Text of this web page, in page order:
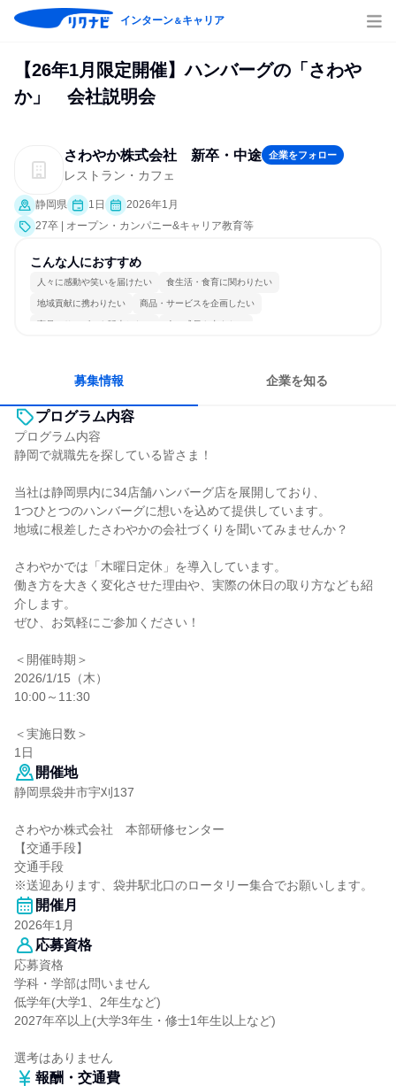
インターン＆キャリア
【26年1月限定開催】ハンバーグの「さわや
か」 会社説明会
さわやか株式会社 新卒・中途 企業をフォロー
レストラン・カフェ
静岡県 1日
2026年1月
27卒 | オープン・カンパニー&キャリア教育等
こんな人におすすめ
人々に感動や笑いを届けたい 食生活・食育に関わりたい
地域貢献に携わりたい 商品・サービスを企画したい
商品・サービスを販売したい 人の成長を支えたい
募集情報 企業を知る
プログラム内容
プログラム内容
静岡で就職先を探している皆さま！
当社は静岡県内に34店舗ハンバーグ店を展開しており、
1つひとつのハンバーグに想いを込めて提供しています。
地域に根差したさわやかの会社づくりを聞いてみませんか？
さわやかでは「木曜日定休」を導入しています。
働き方を大きく変化させた理由や、実際の休日の取り方なども紹
介します。
ぜひ、お気軽にご参加ください！
＜開催時期＞
2026/1/15（木）
10:00～11:30
＜実施日数＞
1日
開催地
静岡県袋井市宇刈137
さわやか株式会社 本部研修センター
【交通手段】
交通手段
※送迎あります、袋井駅北口のロータリー集合でお願いします。
開催月
2026年1月
応募資格
応募資格
学科・学部は問いません
低学年(大学1、2年生など)
2027年卒以上(大学3年生・修士1年生以上など)
選考はありません
報酬・交通費